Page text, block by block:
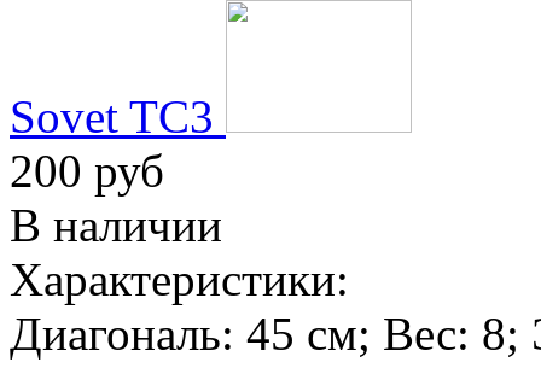
Sovet TC3
200 руб
В наличии
Характеристики:
Диагональ: 45 см; Вес: 8;